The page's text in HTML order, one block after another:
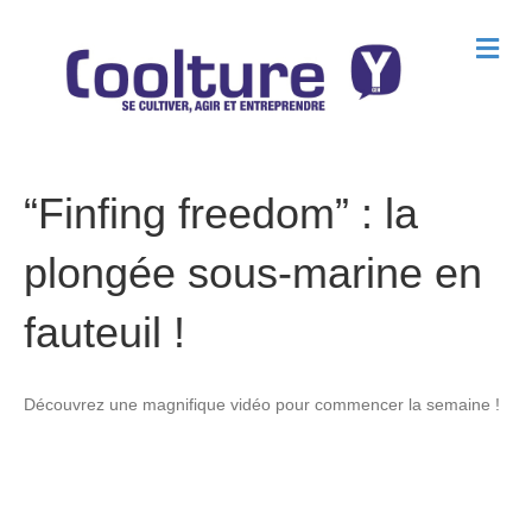
M
e
“Finfing freedom” : la
plongée sous-marine en
fauteuil !
Découvrez une magnifique vidéo pour commencer la semaine !